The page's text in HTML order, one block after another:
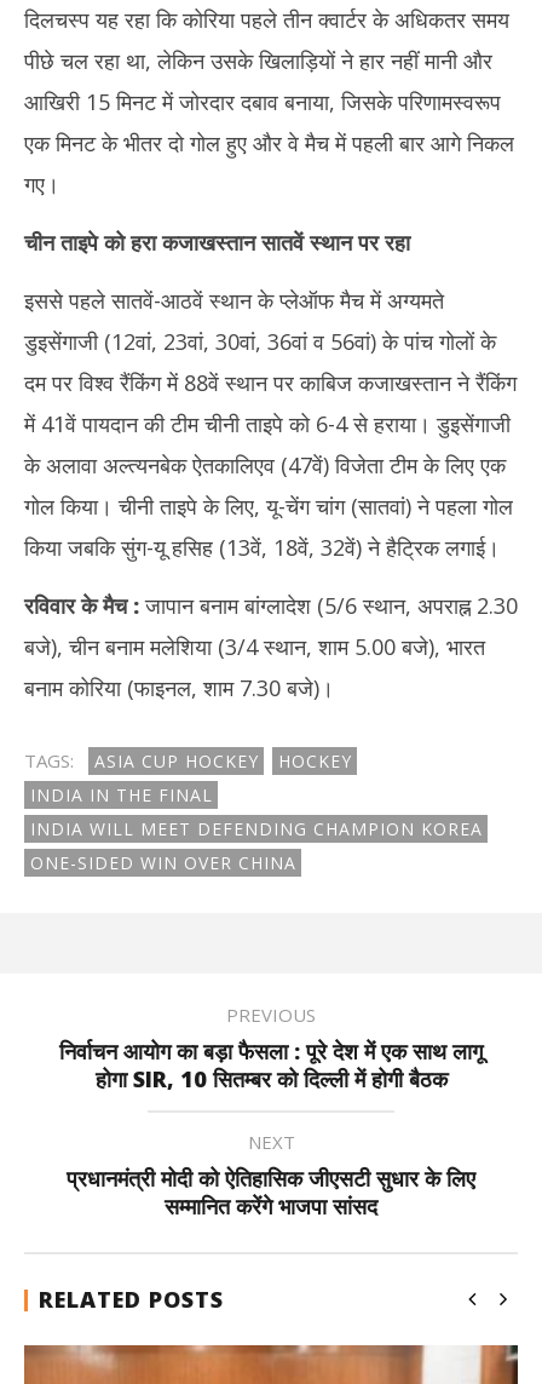
दिलचस्प यह रहा कि कोरिया पहले तीन क्वार्टर के अधिकतर समय
पीछे चल रहा था, लेकिन उसके खिलाड़ियों ने हार नहीं मानी और
आखिरी 15 मिनट में जोरदार दबाव बनाया, जिसके परिणामस्वरूप
एक मिनट के भीतर दो गोल हुए और वे मैच में पहली बार आगे निकल
गए।
चीन ताइपे को हरा कजाखस्तान सातवें स्थान पर रहा
इससे पहले सातवें-आठवें स्थान के प्लेऑफ मैच में अग्यमते
डुइसेंगाजी (12वां, 23वां, 30वां, 36वां व 56वां) के पांच गोलों के
दम पर विश्व रैंकिंग में 88वें स्थान पर काबिज कजाखस्तान ने रैंकिंग
में 41वें पायदान की टीम चीनी ताइपे को 6-4 से हराया। डुइसेंगाजी
के अलावा अल्त्यनबेक ऐतकालिएव (47वें) विजेता टीम के लिए एक
गोल किया। चीनी ताइपे के लिए, यू-चेंग चांग (सातवां) ने पहला गोल
किया जबकि सुंग-यू हसिह (13वें, 18वें, 32वें) ने हैट्रिक लगाई।
रविवार के मैच :जापान बनाम बांग्लादेश (5/6 स्थान, अपराह्न 2.30
बजे), चीन बनाम मलेशिया (3/4 स्थान, शाम 5.00 बजे), भारत
बनाम कोरिया (फाइनल, शाम 7.30 बजे)।
TAGS: ASIA CUP HOCKEY
HOCKEY
INDIA IN THE FINAL
INDIA WILL MEET DEFENDING CHAMPION KOREA
ONE-SIDED WIN OVER CHINA
PREVIOUS
निर्वाचन आयोग का बड़ा फैसला : पूरे देश में एक साथ लागू
होगा SIR, 10 सितम्बर को दिल्ली में होगी बैठक
NEXT
प्रधानमंत्री मोदी को ऐतिहासिक जीएसटी सुधार के लिए
सम्मानित करेंगे भाजपा सांसद
RELATED POSTS